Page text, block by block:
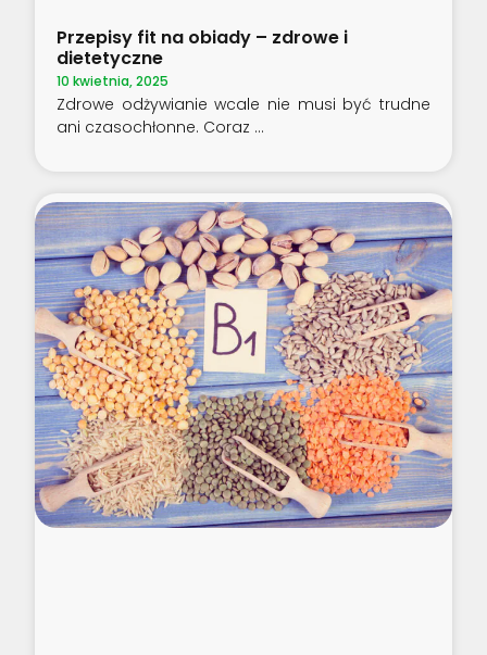
Przepisy fit na obiady – zdrowe i
dietetyczne
10 kwietnia, 2025
Zdrowe odżywianie wcale nie musi być trudne
ani czasochłonne. Coraz